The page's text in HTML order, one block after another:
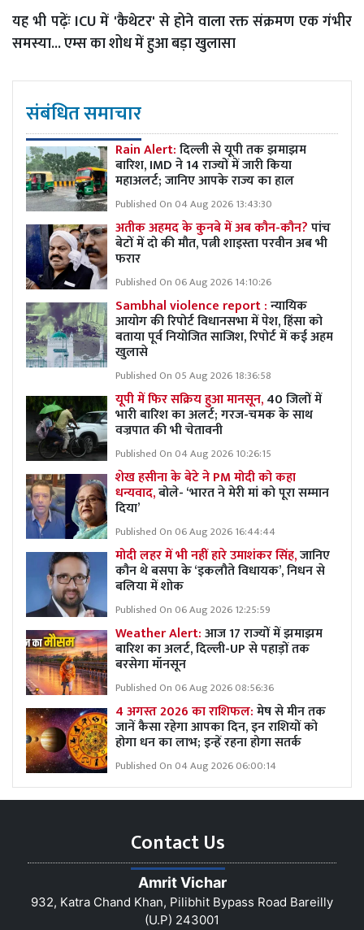
यह भी पढ़ेंः ICU में 'कैथेटर' से होने वाला रक्त संक्रमण एक गंभीर
समस्या... एम्स का शोध में हुआ बड़ा खुलासा
संबंधित समाचार
Rain Alert:दिल्ली से यूपी तक झमाझम
बारिश, IMD ने 14 राज्यों में जारी किया
महाअलर्ट; जानिए आपके राज्य का हाल
Published On 04 Aug 2026 13:43:30
अतीक अहमद के कुनबे में अब कौन-कौन?पांच
बेटों में दो की मौत, पत्नी शाइस्ता परवीन अब भी
फरार
Published On 06 Aug 2026 14:10:26
Sambhal violence report :न्यायिक
आयोग की रिपोर्ट विधानसभा में पेश, हिंसा को
बताया पूर्व नियोजित साजिश, रिपोर्ट में कई अहम
खुलासे
Published On 05 Aug 2026 18:36:58
यूपी में फिर सक्रिय हुआ मानसून,40 जिलों में
भारी बारिश का अलर्ट; गरज-चमक के साथ
वज्रपात की भी चेतावनी
Published On 04 Aug 2026 10:26:15
शेख हसीना के बेटे ने PM मोदी को कहा
धन्यवाद,बोले- ‘भारत ने मेरी मां को पूरा सम्मान
दिया’
Published On 06 Aug 2026 16:44:44
मोदी लहर में भी नहीं हारे उमाशंकर सिंह,जानिए
कौन थे बसपा के ‘इकलौते विधायक’, निधन से
बलिया में शोक
Published On 06 Aug 2026 12:25:59
Weather Alert:आज 17 राज्यों में झमाझम
बारिश का अलर्ट, दिल्ली-UP से पहाड़ों तक
बरसेगा मॉनसून
Published On 06 Aug 2026 08:56:36
4 अगस्त 2026 का राशिफल:मेष से मीन तक
जानें कैसा रहेगा आपका दिन, इन राशियों को
होगा धन का लाभ; इन्हें रहना होगा सतर्क
Published On 04 Aug 2026 06:00:14
Contact Us
Amrit Vichar
932, Katra Chand Khan, Pilibhit Bypass Road Bareilly
(U.P) 243001